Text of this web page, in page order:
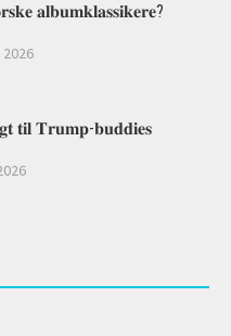
𝐚𝐥𝐛𝐮𝐦𝐤𝐥𝐚𝐬𝐬𝐢𝐤𝐞𝐫𝐞?
𝐭𝐢𝐥 𝐓𝐫𝐮𝐦𝐩-𝐛𝐮𝐝𝐝𝐢𝐞𝐬